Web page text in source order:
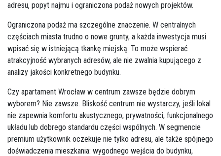
adresu, popyt najmu i ograniczona podaż nowych projektów.
Ograniczona podaż ma szczególne znaczenie. W centralnych
częściach miasta trudno o nowe grunty, a każda inwestycja musi
wpisać się w istniejącą tkankę miejską. To może wspierać
atrakcyjność wybranych adresów, ale nie zwalnia kupującego z
analizy jakości konkretnego budynku.
Czy apartament Wrocław w centrum zawsze będzie dobrym
wyborem? Nie zawsze. Bliskość centrum nie wystarczy, jeśli lokal
nie zapewnia komfortu akustycznego, prywatności, funkcjonalnego
układu lub dobrego standardu części wspólnych. W segmencie
premium użytkownik oczekuje nie tylko adresu, ale także spójnego
doświadczenia mieszkania: wygodnego wejścia do budynku,